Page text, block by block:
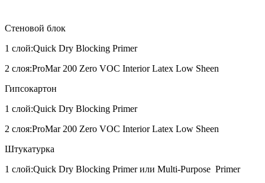
Стеновой блок
1 слой:Quick Dry Blocking Primer
2 слоя:ProMar 200 Zero VOC Interior Latex Low Sheen
Гипсокартон
1 слой:Quick Dry Blocking Primer
2 слоя:ProMar 200 Zero VOC Interior Latex Low Sheen
Штукатурка
1 слой:Quick Dry Blocking Primer или Multi-Purpose Primer